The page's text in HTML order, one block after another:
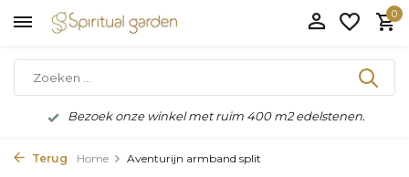
0
Bezoek onze winkel met ruim 400 m2 edelstenen.
Terug Home Aventurijn armband split